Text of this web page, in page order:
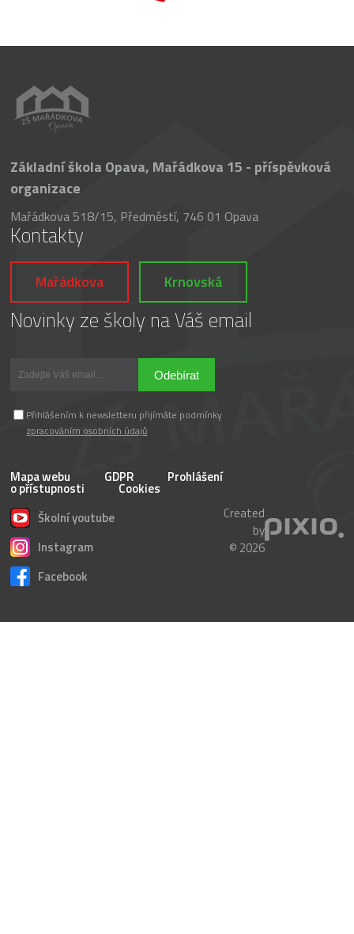
Základní škola Opava, Mařádkova 15 - příspěvková
organizace
Mařádkova 518/15, Předměstí, 746 01 Opava
Kontakty
Mařádkova Krnovská
Novinky ze školy na Váš email
Odebírat
Přihlášením k newsletteru přijímáte podmínky
zpracováním osobních údajů
Mapa webu GDPR Prohlášení
o přístupnosti
Cookies
Školní youtube
Instagram
Facebook
Created
by
© 2026